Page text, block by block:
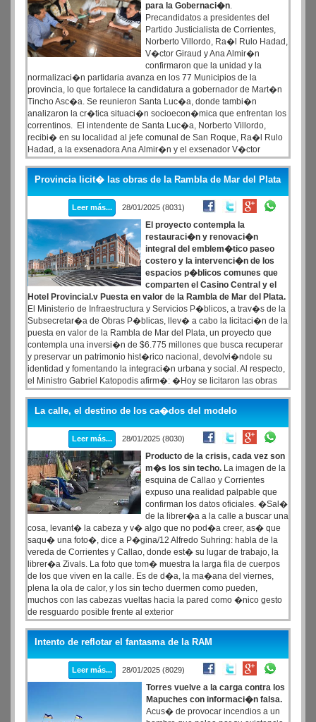
para la Gobernaci�n.
Precandidatos a presidentes del
Partido Justicialista de Corrientes,
Norberto Villordo, Ra�l Rulo Hadad,
V�ctor Giraud y Ana Almir�n
confirmaron que la unidad y la
normalizaci�n partidaria avanza en los 77 Municipios de la
provincia, lo que fortalece la candidatura a gobernador de Mart�n
Tincho Asc�a. Se reunieron Santa Luc�a, donde tambi�n
analizaron la cr�tica situaci�n socioecon�mica que enfrentan los
correntinos. El intendente de Santa Luc�a, Norberto Villordo,
recibi� en su localidad al jefe comunal de San Roque, Ra�l Rulo
Hadad, a la exsenadora Ana Almir�n y el exsenador V�ctor
Giraud. Los cuatro son precandidatos a conducir el PJ correntino
mediante el armado de la l�nea Peronismo Correntino para la
Victoria, que lleva a Mart�n Tincho Asc�a como candidato a
gobernador de la provincia.
Provincia licit� las obras de la Rambla de Mar del Plata
Leer más... 28/01/2025 (8031)
El proyecto contempla la
restauraci�n y renovaci�n
integral del emblem�tico paseo
costero y la intervenci�n de los
espacios p�blicos comunes que
comparten el Casino Central y el
Hotel Provincial.v Puesta en valor de la Rambla de Mar del Plata.
El Ministerio de Infraestructura y Servicios P�blicos, a trav�s de la
Subsecretar�a de Obras P�blicas, llev� a cabo la licitaci�n de la
puesta en valor de la Rambla de Mar del Plata, un proyecto que
contempla una inversi�n de $6.775 millones que busca recuperar
y preservar un patrimonio hist�rico nacional, devolvi�ndole su
identidad y fomentando la integraci�n urbana y social. Al respecto,
el Ministro Gabriel Katopodis afirm�: �Hoy se licitaron las obras
sobre la Rambla para recuperar un patrimonio que es referencia y
orgullo de Mar del Plata, y tambi�n de todos los argentinos y
argentinas.
La calle, el destino de los ca�dos del modelo
Leer más... 28/01/2025 (8030)
Producto de la crisis, cada vez son
m�s los sin techo. La imagen de la
esquina de Callao y Corrientes
expuso una realidad palpable que
confirman los datos oficiales. �Sal�
de la librer�a a la calle a buscar una
cosa, levant� la cabeza y v� algo que no pod�a creer, as� que
saqu� una foto�, dice a P�gina/12 Alfredo Suhring: habla de la
vereda de Corrientes y Callao, donde est� su lugar de trabajo, la
librer�a Zivals. La foto que tom� muestra la larga fila de cuerpos
de los que viven en la calle. Es de d�a, la ma�ana del viernes,
plena la ola de calor, y los sin techo duermen como pueden,
muchos con las cabezas vueltas hacia la pared como �nico gesto
de resguardo posible frente al exterior
Intento de reflotar el fantasma de la RAM
Leer más... 28/01/2025 (8029)
Torres vuelve a la carga contra los
Mapuches con informaci�n falsa.
Acus� de provocar incendios a un